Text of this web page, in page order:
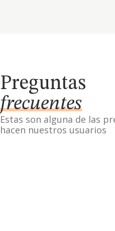
Preguntas
frecuentes
Estas son alguna de las
hacen nuestros usuarios